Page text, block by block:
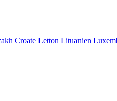
Croate Letton Lituanien